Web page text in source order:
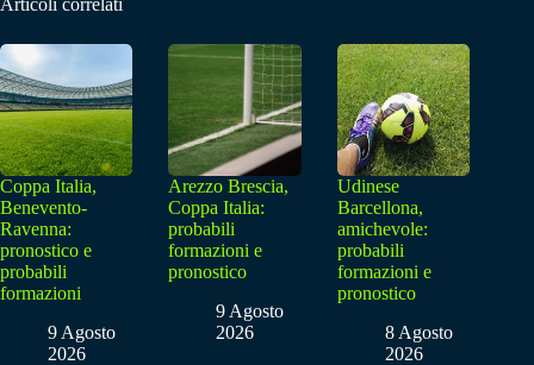
Coppa Italia,
Benevento-
Ravenna:
pronostico e
probabili
formazioni
9 Agosto
2026
Arezzo Brescia,
Coppa Italia:
probabili
formazioni e
pronostico
9 Agosto
2026
Udinese
Barcellona,
amichevole:
probabili
formazioni e
pronostico
8 Agosto
2026